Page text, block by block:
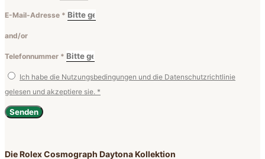
E-Mail-Adresse *
and/or
Telefonnummer *
Ich habe die Nutzungsbedingungen und die Datenschutzrichtlinie
gelesen und akzeptiere sie. *
Senden
Die Rolex Cosmograph Daytona Kollektion